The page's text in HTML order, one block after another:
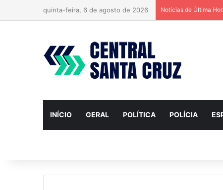
quinta-feira, 6 de agosto de 2026 Notícias de Última
INÍCIO GERAL POLÍTICA POLÍCIA